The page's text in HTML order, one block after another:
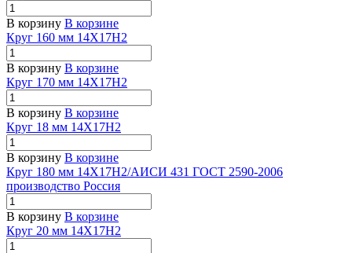
В корзину В корзине
Круг 160 мм 14Х17Н2
В корзину В корзине
Круг 170 мм 14Х17Н2
В корзину В корзине
Круг 18 мм 14Х17Н2
В корзину В корзине
Круг 180 мм 14Х17Н2/АИСИ 431 ГОСТ 2590-2006
производство Россия
В корзину В корзине
Круг 20 мм 14Х17Н2